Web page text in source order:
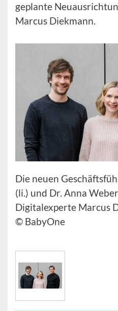
geplante
Marcus Diekmann.
Die neuen
(li.) und Dr. Anna
Digitalexperte Marcus
© BabyOne